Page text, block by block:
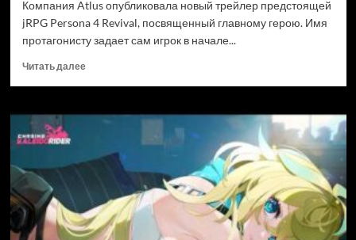
Компания Atlus опубликовала новый трейлер предстоящей
jRPG Persona 4 Revival, посвященный главному герою. Имя
протагонисту задает сам игрок в начале...
Читать далееПрочитать
героя
Revival